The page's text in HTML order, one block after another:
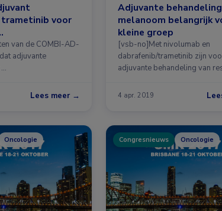
voor
met
van de COMBI-AD-
adjuvante
Lees meer →
Adjuvante behandeling
melanoom belangrijk
kleine groep
[vsb-no]Met nivolumab en
dabrafenib/trametinib zijn
adjuvante behandeling van
4 apr. 2019
Oncologie Congresnieuws Oncologie